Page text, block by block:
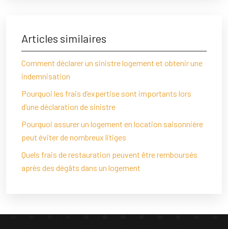
Articles similaires
Comment déclarer un sinistre logement et obtenir une
indemnisation
Pourquoi les frais d’expertise sont importants lors
d’une déclaration de sinistre
Pourquoi assurer un logement en location saisonnière
peut éviter de nombreux litiges
Quels frais de restauration peuvent être remboursés
après des dégâts dans un logement